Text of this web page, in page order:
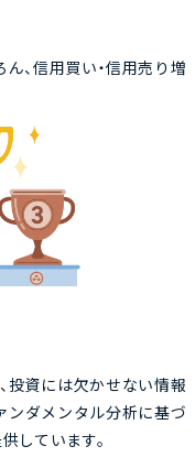
、信用買い・信用売り増
投資には欠かせない情報
ンダメンタル分析に基づ
しています。